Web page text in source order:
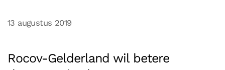
13 augustus 2019
Rocov-Gelderland wil betere